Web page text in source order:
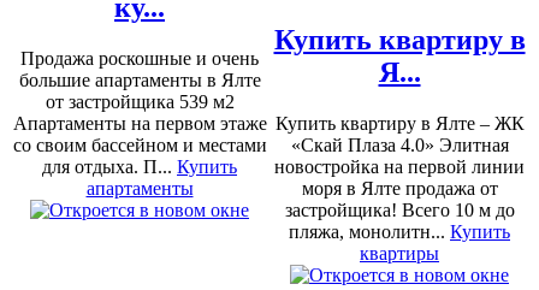
ку...
Продажа роскошные и очень
большие апартаменты в Ялте
от застройщика 539 м2
Апартаменты на первом этаже
со своим бассейном и местами
для отдыха. П... Купить
апартаменты
Купить квартиру в
Я...
Купить квартиру в Ялте – ЖК
«Скай Плаза 4.0» Элитная
новостройка на первой линии
моря в Ялте продажа от
застройщика! Всего 10 м до
пляжа, монолитн... Купить
квартиры